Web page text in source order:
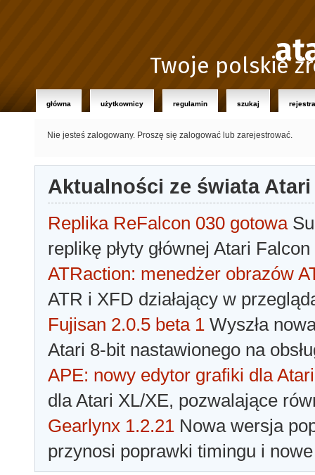
Twoje polskie
główna użytkownicy regulamin szukaj
Nie jesteś zalogowany. Proszę się zalogować lub zarejestrować.
Aktualności ze świata Atari
Replika ReFalcon 030 gotowa
replikę płyty głównej Atari
ATRaction: menedżer obrazów
ATR i XFD działający w
Fujisan 2.0.5 beta 1 Wyszła
Atari 8-bit nastawionego na
APE: nowy edytor grafiki dla Atari
dla Atari XL/XE, pozwalające
Gearlynx 1.2.21 Nowa wersja
przynosi poprawki timingu i